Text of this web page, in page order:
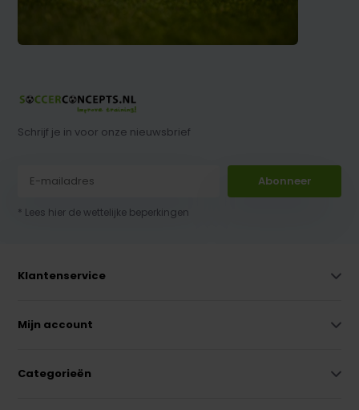
Schrijf je in voor onze nieuwsbrief
Abonneer
* Lees hier de wettelijke beperkingen
Klantenservice
Mijn account
Categorieën